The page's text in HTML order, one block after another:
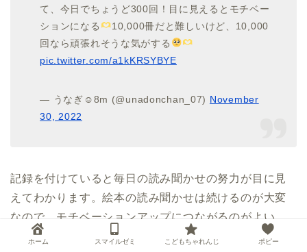
て、今日でちょうど300回！目に見えるとモチベー
ションになる
10,000冊だと難しいけど、10,000
回なら頑張れそうな気がする
pic.twitter.com/a1kKRSYBYE
— うなぎ☺︎8m (@unadonchan_07) November
30, 2022
記録を付けていると毎日の読み聞かせの努力が目に見
えてわかります。絵本の読み聞かせは続けるのが大変
なので、モチベーションアップにつながるのがよい、
という意見ですね。
ホーム スマイルゼミ こどもちゃれんじ ポピー